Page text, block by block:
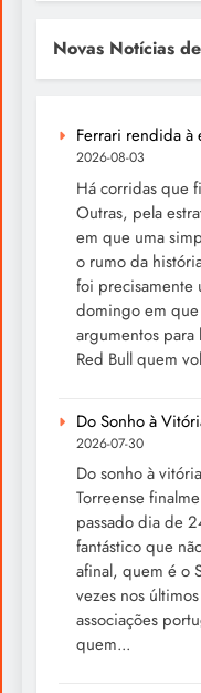
Novas Notícias
Ferrari rendida à
2026-08-03
Há corridas que
Outras, pela
em que uma
o rumo da
foi precisamente
domingo em
argumentos
Red Bull quem
Do Sonho à
2026-07-30
Do sonho à
Torreense
passado dia de
fantástico que
afinal, quem é o
vezes nos
associações
quem...